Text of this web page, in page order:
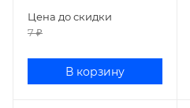
Цена до скидки
7₽
В корзину